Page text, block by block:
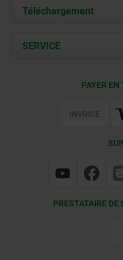
À propos de nous
Contact
Téléchargement
Documents
SERVICE
PAYER EN
PRESTATAIRE DE